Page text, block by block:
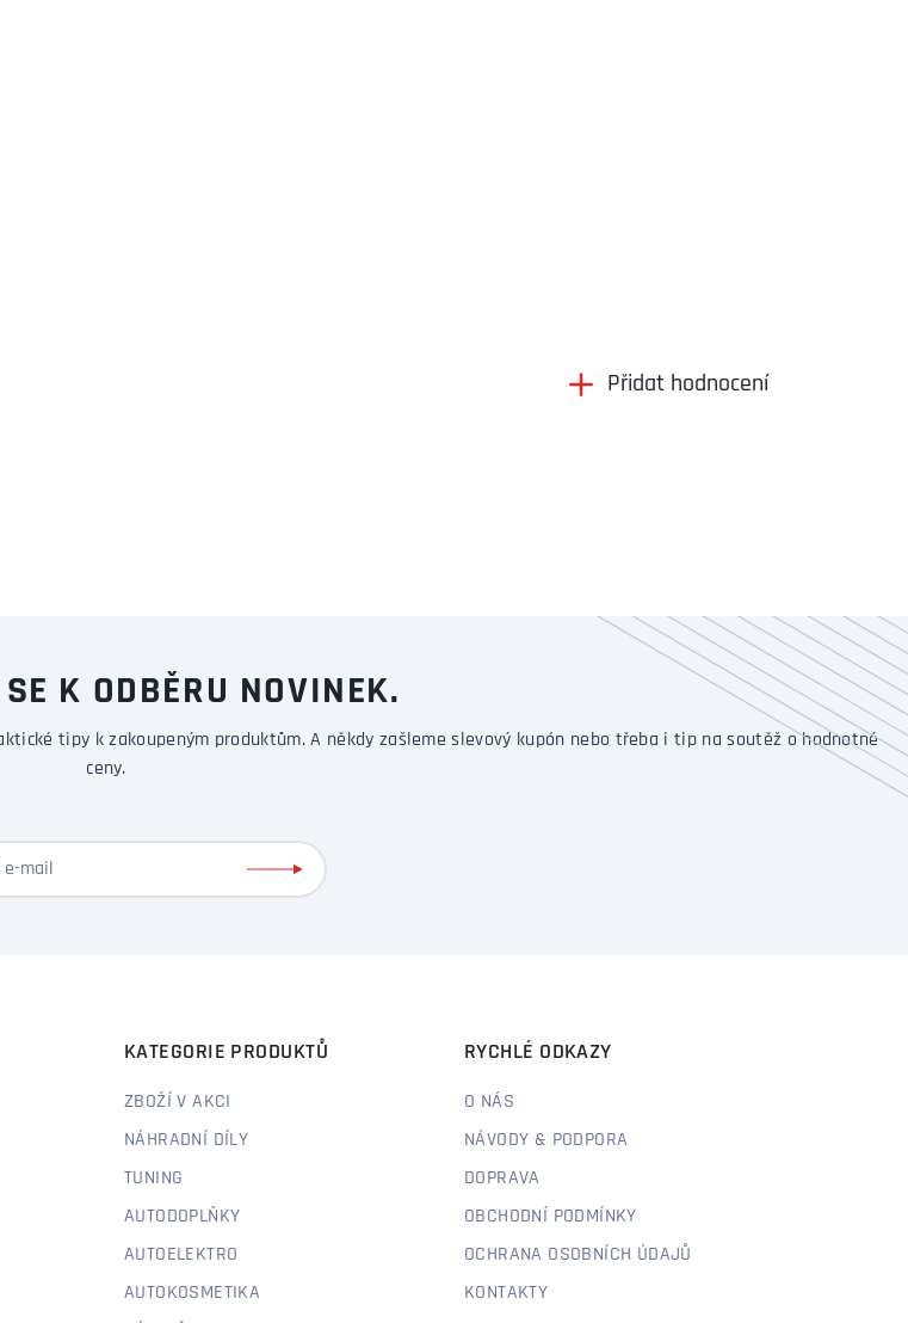
Přidat hodnocení
K ODBĚRU NOVINEK.
tipy k zakoupeným produktům. A někdy zašleme slevový kupón nebo třeba i tip na soutěž o hodnotné
ceny.
KATEGORIE PRODUKTŮ
ZBOŽÍ V AKCI
NÁHRADNÍ DÍLY
TUNING
AUTODOPLŇKY
AUTOELEKTRO
AUTOKOSMETIKA
RYCHLÉ ODKAZY
O NÁS
NÁVODY & PODPORA
DOPRAVA
OBCHODNÍ PODMÍNKY
OCHRANA OSOBNÍCH ÚDAJŮ
KONTAKTY